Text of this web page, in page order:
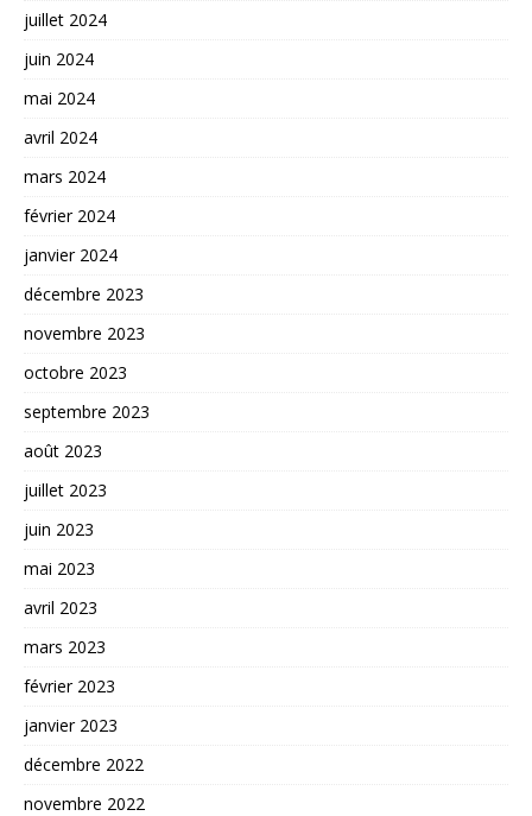
juillet 2024
juin 2024
mai 2024
avril 2024
mars 2024
février 2024
janvier 2024
décembre 2023
novembre 2023
octobre 2023
septembre 2023
août 2023
juillet 2023
juin 2023
mai 2023
avril 2023
mars 2023
février 2023
janvier 2023
décembre 2022
novembre 2022